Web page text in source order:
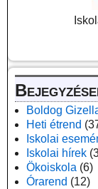
Boldog
Heti étrend
Iskolai
Iskolai hírek
Ökoiskola (6)
Órarend (12)